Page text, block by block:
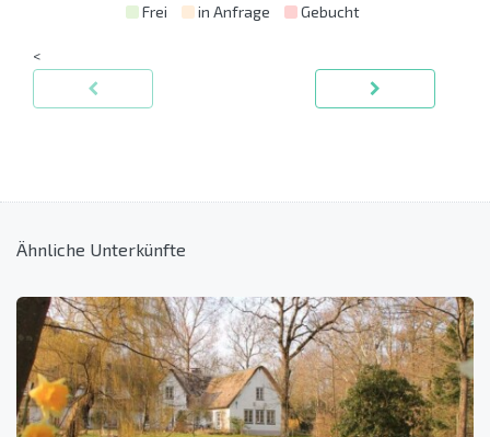
Frei in Anfrage Gebucht
<
Ähnliche Unterkünfte